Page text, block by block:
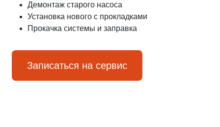
Демонтаж старого насоса
Установка нового с прокладками
Прокачка системы и заправка
Записаться на сервис